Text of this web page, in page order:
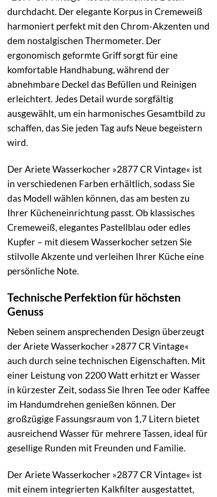
durchdacht. Der elegante Korpus in Cremeweiß
harmoniert perfekt mit den Chrom-Akzenten und
dem nostalgischen Thermometer. Der
ergonomisch geformte Griff sorgt für eine
komfortable Handhabung, während der
abnehmbare Deckel das Befüllen und Reinigen
erleichtert. Jedes Detail wurde sorgfältig
ausgewählt, um ein harmonisches Gesamtbild zu
schaffen, das Sie jeden Tag aufs Neue begeistern
wird.
Der Ariete Wasserkocher »2877 CR Vintage« ist
in verschiedenen Farben erhältlich, sodass Sie
das Modell wählen können, das am besten zu
Ihrer Kücheneinrichtung passt. Ob klassisches
Cremeweiß, elegantes Pastellblau oder edles
Kupfer – mit diesem Wasserkocher setzen Sie
stilvolle Akzente und verleihen Ihrer Küche eine
persönliche Note.
Technische Perfektion für höchsten
Genuss
Neben seinem ansprechenden Design überzeugt
der Ariete Wasserkocher »2877 CR Vintage«
auch durch seine technischen Eigenschaften. Mit
einer Leistung von 2200 Watt erhitzt er Wasser
in kürzester Zeit, sodass Sie Ihren Tee oder Kaffee
im Handumdrehen genießen können. Der
großzügige Fassungsraum von 1,7 Litern bietet
ausreichend Wasser für mehrere Tassen, ideal für
gesellige Runden mit Freunden und Familie.
Der Ariete Wasserkocher »2877 CR Vintage« ist
mit einem integrierten Kalkfilter ausgestattet,